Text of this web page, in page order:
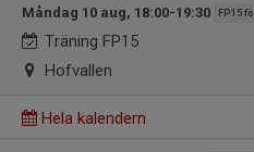
Måndag 10 aug, 18:00-19:30 FP15
Träning FP15
Hofvallen
Hela kalendern